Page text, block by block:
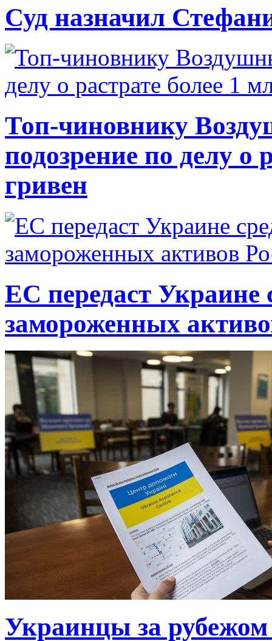
Суд назначил
Топ-чиновнику
подозрение по делу о
гривен
ЕС передаст Украине
замороженных
Украинцы за рубежом